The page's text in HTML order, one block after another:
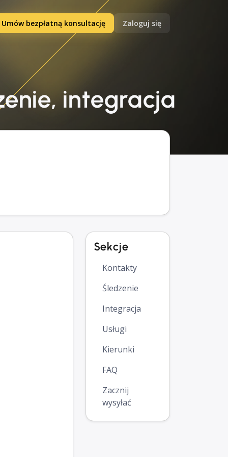
Umów bezpłatną konsultację Zaloguj się
integracja
Sekcje
Kontakty
Śledzenie
Integracja
Usługi
Kierunki
FAQ
Zacznij
wysyłać